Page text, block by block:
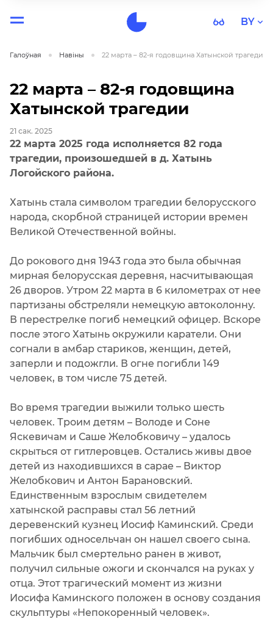
BY
Галоўная Навiны 22 марта – 82-я годовщина Хатынской трагедии
22 марта – 82-я годовщина
Хатынской трагедии
21 сак. 2025
22 марта 2025 года исполняется 82 года
трагедии, произошедшей в д. Хатынь
Логойского района.
Хатынь стала символом трагедии белорусского
народа, скорбной страницей истории времен
Великой Отечественной войны.
До рокового дня 1943 года это была обычная
мирная белорусская деревня, насчитывающая
26 дворов. Утром 22 марта в 6 километрах от нее
партизаны обстреляли немецкую автоколонну.
В перестрелке погиб немецкий офицер. Вскоре
после этого Хатынь окружили каратели. Они
согнали в амбар стариков, женщин, детей,
заперли и подожгли. В огне погибли 149
человек, в том числе 75 детей.
Во время трагедии выжили только шесть
человек. Троим детям – Володе и Соне
Яскевичам и Саше Желобковичу – удалось
скрыться от гитлеровцев. Остались живы двое
детей из находившихся в сарае – Виктор
Желобкович и Антон Барановский.
Единственным взрослым свидетелем
хатынской расправы стал 56 летний
деревенский кузнец Иосиф Каминский. Среди
погибших односельчан он нашел своего сына.
Мальчик был смертельно ранен в живот,
получил сильные ожоги и скончался на руках у
отца. Этот трагический момент из жизни
Иосифа Каминского положен в основу создания
скульптуры «Непокоренный человек».